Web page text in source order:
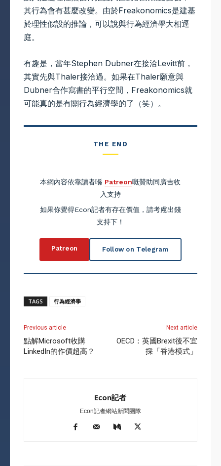
其行為會有甚麼改變。由於Freakonomics是建基
於理性假設的推論，可以說與行為經濟學大相逕
庭。
有趣是，當年Stephen Dubner在接洽Levitt前，
其實先與Thaler接洽過。如果在Thaler願意與
Dubner合作寫書的平行空間，Freakonomics就
可能真的是有關行為經濟學的了（笑）。
THE END
本網內容依靠讀者喺 Patreon嘅贊助同廣吉收
入支持
如果你覺得Econ記者有存在價值，請考慮出錢
支持下！
Patreon Follow on Telegram
TAGS 行為經濟學
Previous article
點解Microsoft收購
LinkedIn的作價超高？
Next article
OECD：英國Brexit後不宜
採「香港模式」
Econ記者
Econ記者網站新聞團隊